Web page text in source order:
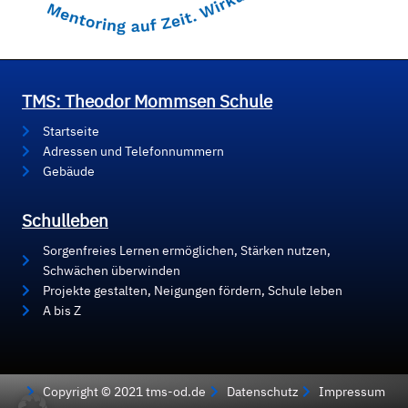
TMS: Theodor Mommsen Schule
Startseite
Adressen und Telefonnummern
Gebäude
Schulleben
Sorgenfreies Lernen ermöglichen, Stärken nutzen,
Schwächen überwinden
Projekte gestalten, Neigungen fördern, Schule leben
A bis Z
Copyright © 2021 tms-od.de Datenschutz Impressum